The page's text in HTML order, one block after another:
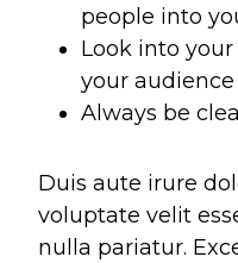
people into
Look into
your
Always be
Duis aute irure
voluptate velit
nulla pariatur.